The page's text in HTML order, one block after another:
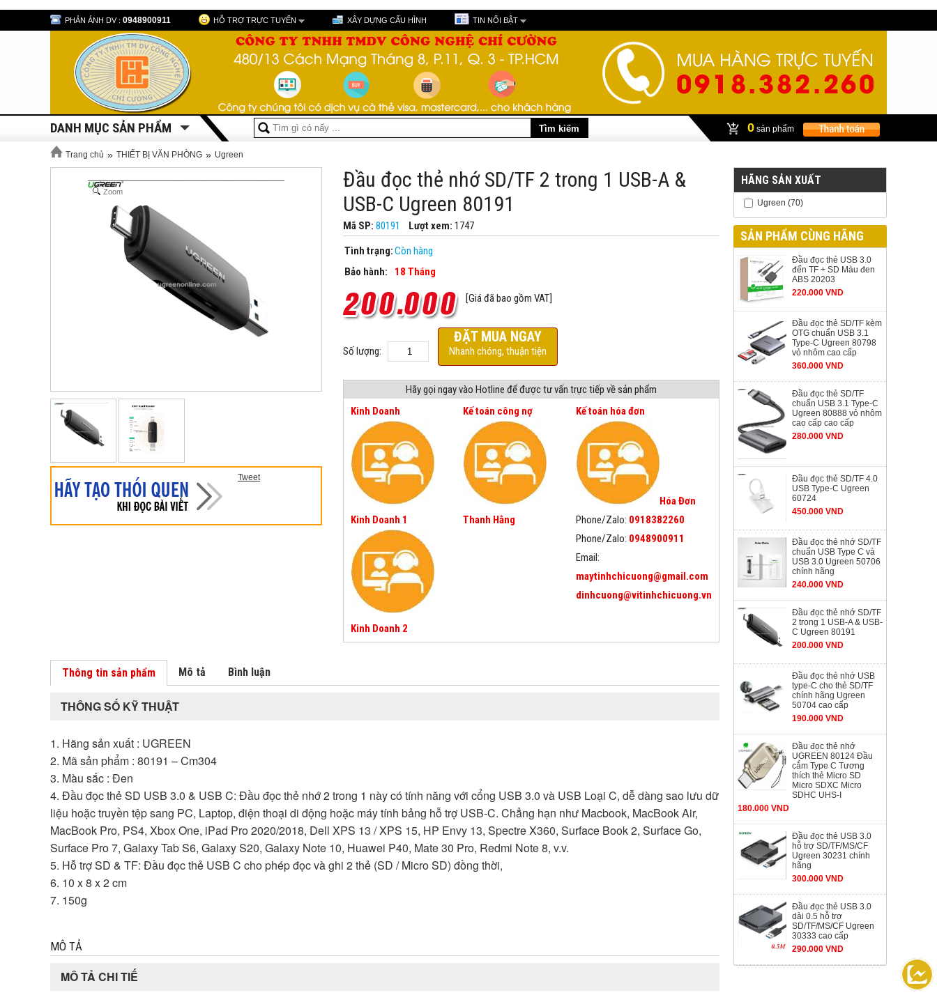
PHẢN ÁNH DV : 0948900911 HỖ TRỢ TRỰC TUYẾN XÂY DỰNG CẤU HÌNH TIN NỔI BẬT
DANH MỤC SẢN PHẨM 0 sản phẩm
Trang chủ » THIẾT BỊ VĂN PHÒNG » Ugreen
Zoom
Tweet
Đầu đọc thẻ nhớ SD/TF 2 trong 1 USB-A &
USB-C Ugreen 80191
Mã SP: 80191 Lượt xem: 1747
Tình trạng:Còn hàng
Bảo hành:
18 Tháng
[Giá đã bao gồm VAT]
Số lượng:
ĐẶT MUA NGAY
Nhanh chóng, thuận tiện
Hãy gọi ngay vào Hotline để được tư vấn trực tiếp về sản phẩm
Kinh Doanh
Kinh Doanh 1
Kinh Doanh 2
Kế toán công nợ
Thanh Hằng
Kế toán hóa đơn
Hóa Đơn
Phone/Zalo: 0918382260
Phone/Zalo: 0948900911
Email:
maytinhchicuong@gmail.com
dinhcuong@vitinhchicuong.vn
Thông tin sản phẩm Mô tả Bình luận
THÔNG SỐ KỸ THUẬT
1. Hãng sản xuất : UGREEN
2. Mã sản phẩm : 80191 – Cm304
3. Màu sắc : Đen
4. Đầu đọc thẻ SD USB 3.0 & USB C: Đầu đọc thẻ nhớ 2 trong 1 này có tính năng với cổng USB 3.0 và USB Loại C, dễ dàng sao lưu dữ
liệu hoặc truyền tệp sang PC, Laptop, điện thoại di động hoặc máy tính bảng hỗ trợ USB-C. Chẳng hạn như Macbook, MacBook Air,
MacBook Pro, PS4, Xbox One, iPad Pro 2020/2018, Dell XPS 13 / XPS 15, HP Envy 13, Spectre X360, Surface Book 2, Surface Go,
Surface Pro 7, Galaxy Tab S6, Galaxy S20, Galaxy Note 10, Huawei P40, Mate 30 Pro, Redmi Note 8, v.v.
5. Hỗ trợ SD & TF: Đầu đọc thẻ USB C cho phép đọc và ghi 2 thẻ (SD / Micro SD) đồng thời,
6. 10 x 8 x 2 cm
7. 150g
MÔ TẢ
MÔ TẢ CHI TIẾ
HÃNG SẢN XUẤT
Ugreen (70)
SẢN PHẨM CÙNG HÃNG
Đầu đọc thẻ USB 3.0
đến TF + SD Màu đen
ABS 20203
220.000 VND
Đầu đọc thẻ SD/TF kèm
OTG chuẩn USB 3.1
Type-C Ugreen 80798
vỏ nhôm cao cấp
360.000 VND
Đầu đọc thẻ SD/TF
chuẩn USB 3.1 Type-C
Ugreen 80888 vỏ nhôm
cao cấp cao cấp
280.000 VND
Đầu đọc thẻ SD/TF 4.0
USB Type-C Ugreen
60724
450.000 VND
Đầu đọc thẻ nhớ SD/TF
chuẩn USB Type C và
USB 3.0 Ugreen 50706
chính hãng
240.000 VND
Đầu đọc thẻ nhớ SD/TF
2 trong 1 USB-A & USB-
C Ugreen 80191
200.000 VND
Đầu đọc thẻ nhớ USB
type-C cho thẻ SD/TF
chính hãng Ugreen
50704 cao cấp
190.000 VND
Đầu đọc thẻ nhớ
UGREEN 80124 Đầu
cắm Type C Tương
thích thẻ Micro SD
Micro SDXC Micro
SDHC UHS-I
180.000 VND
Đầu đọc thẻ USB 3.0
hỗ trợ SD/TF/MS/CF
Ugreen 30231 chính
hãng
300.000 VND
Đầu đọc thẻ USB 3.0
dài 0.5 hỗ trợ
SD/TF/MS/CF Ugreen
30333 cao cấp
290.000 VND